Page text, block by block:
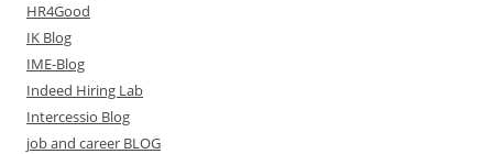
HR4Good
IK Blog
IME-Blog
Indeed Hiring Lab
Intercessio Blog
job and career BLOG